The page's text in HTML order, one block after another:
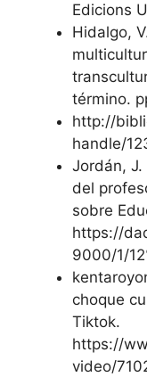
Edicions
Hidalgo,
término.
http://
handle/
Jordán,
del
sobre
https://
9000/1/
choque
Tiktok.
https://
video/